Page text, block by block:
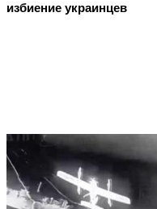
избиение украинцев